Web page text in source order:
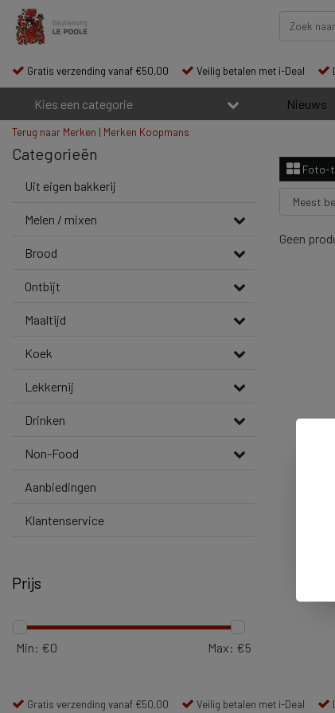
Gratis verzending vanaf €50,00 Veilig betalen met i-Deal
Kies een categorie Nieuws
Terug naar Merken | Merken Koopmans
Categorieën
Uit eigen bakkerij
Melen / mixen
Brood
Ontbijt
Maaltijd
Koek
Lekkernij
Drinken
Non-Food
Aanbiedingen
Klantenservice
Prijs
Min: €0 Max: €5
Foto-
Geen
Gratis verzending vanaf €50,00 Veilig betalen met i-Deal